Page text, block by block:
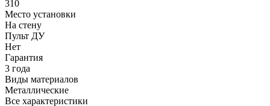
310
Место установки
На стену
Пульт ДУ
Нет
Гарантия
3 года
Виды материалов
Металлические
Все характеристики